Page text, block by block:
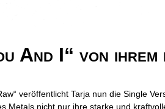
I“ von ihrem
veröffentlicht Tarja nun die Single
Metals nicht nur ihre starke und